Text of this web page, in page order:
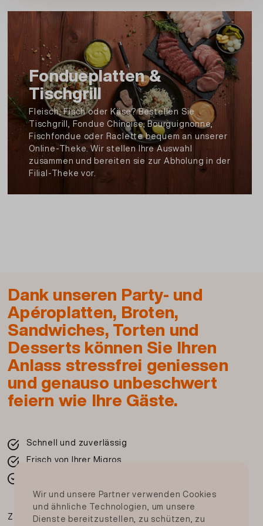
hergestellt) , Schweizer Hartkäse, vollfett, mit
Rohmilch hergestellt (Schweizer Hartkäse,
vollfett, mit Rohmilchhergestellt) , Tête de
Moine. Schweizer Hartkäse, vollfett, mit
Rohmilch hergestellt, Sbrinz. Schweizer
Extrahartkäse, vollfett, mit Rohmilch
hergestellt, Aprikosen, getrocknet und
entsteint (Aprikosen, Antioxidationsmittel:
SCHWEFEDIOXID.) , Walnusskerne
(WALNUSSKERNE)
Artikel Nr.: 148000860071
Fondueplatten &
Tischgrill
Fleisch, Fisch oder Käse? Bestellen Sie
Tischgrill, Fondue Chinoise, Bourguignonne,
Fischfondue oder Raclette bequem an unserer
Online-Theke. Wir stellen Ihre Auswahl
zusammen und bereiten sie zur Abholung in der
Filial-Theke vor.
Dank unseren Party- und
Apéroplatten, Broten,
Sandwiches, Torten und
Desserts können Sie Ihren
Anlass stressfrei geniessen
und genauso unbeschwert
feiern wie Ihre Gäste.
Schnell und zuverlässig
Frisch von Ihrer Migros
Zahlungsmittel
Wir und unsere Partner verwenden Cookies
und ähnliche Technologien, um unsere
Dienste bereitzustellen, zu schützen, zu